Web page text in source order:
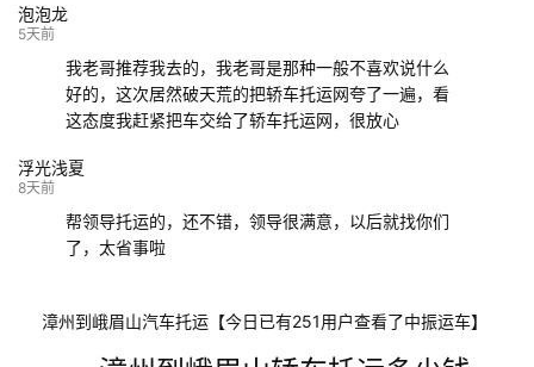
泡泡龙
5天前
我老哥推荐我去的，我老哥是那种一般不喜欢说什么
好的，这次居然破天荒的把轿车托运网夸了一遍，看
这态度我赶紧把车交给了轿车托运网，很放心
浮光浅夏
8天前
帮领导托运的，还不错，领导很满意，以后就找你们
了，太省事啦
漳州到峨眉山汽车托运【今日已有251用户查看了中振运车】